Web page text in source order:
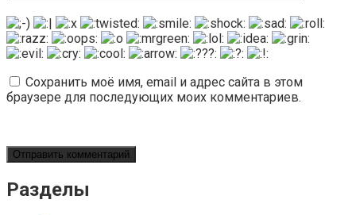
Сохранить моё имя, email и адрес сайта в этом
браузере для последующих моих комментариев.
Разделы